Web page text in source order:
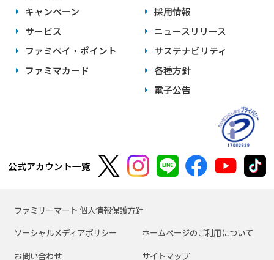
キャンペーン
サービス
ファミペイ・ポイント
ファミマカード
採用情報
ニュースリリース
サステナビリティ
各種方針
電子公告
公式アカウント一覧
ファミリーマート 個人情報保護方針
ソーシャルメディアポリシー
ホームページのご利用について
お問い合わせ
サイトマップ